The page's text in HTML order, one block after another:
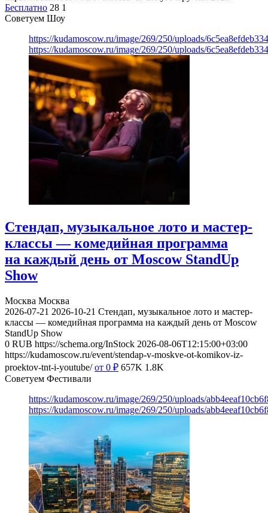
Бесплатно 28 1
Советуем Шоу
https://kudamoscow.ru/image/269/250/uploads/
https://kudamoscow.ru/image/269/250/uploads/
Стендап, музыкальное лото и мастер-
классы — комедийная программа
на каждый день от Moscow StandUp
Show
Москва Москва
2026-07-21 2026-10-21 Стендап, музыкальное лото и мастер-
классы — комедийная программа на каждый день от Moscow
StandUp Show
0 RUB https://schema.org/InStock 2026-08-06T12:15:00+03:00
https://kudamoscow.ru/event/stendap-v-moskve-ot-komikov-iz-
proektov-tnt-i-youtube/ от 0 ₽ 657K 1.8K
Советуем Фестивали
https://kudamoscow.ru/image/269/250/uploads/
https://kudamoscow.ru/image/269/250/uploads/